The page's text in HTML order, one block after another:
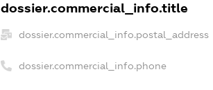
dossier.commercial_info.title
dossier.commercial_info.postal_address
dossier.commercial_info.phone